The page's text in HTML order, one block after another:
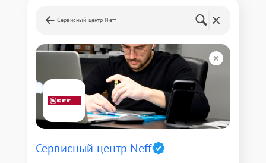
Сервисный центр Neff
Сервисный центр Neff